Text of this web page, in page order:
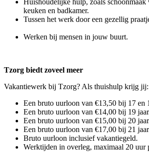
Huishoudelijke hulp, zoals schoonmaak
keuken en badkamer.
Tussen het werk door een gezellig
Werken bij mensen in jouw buurt.
Tzorg biedt zoveel meer
Vakantiewerk bij Tzorg? Als thuishulp krijg jij:
Een bruto uurloon van €13,50 bij 17 en
Een bruto uurloon van €14,00 bij 19
Een bruto uurloon van €15,00 bij 20
Een bruto uurloon van €17,00 bij 21
Bruto uurloon inclusief vakantiegeld.
Werktijden in overleg, maximaal 20 uur